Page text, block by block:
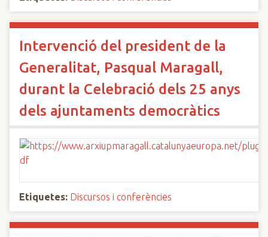
Intervenció del president de la
Generalitat, Pasqual Maragall,
durant la Celebració dels 25 anys
dels ajuntaments democràtics
Etiquetes: Discursos i conferències